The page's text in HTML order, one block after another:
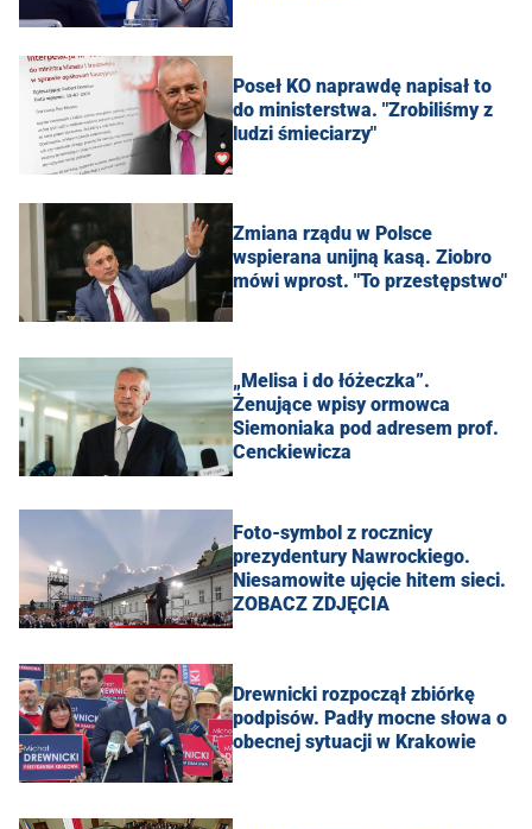
Poseł KO naprawdę napisał to
do ministerstwa. "Zrobiliśmy z
ludzi śmieciarzy"
Zmiana rządu w Polsce
wspierana unijną kasą. Ziobro
mówi wprost. "To przestępstwo"
„Melisa i do łóżeczka”.
Żenujące wpisy ormowca
Siemoniaka pod adresem prof.
Cenckiewicza
Foto-symbol z rocznicy
prezydentury Nawrockiego.
Niesamowite ujęcie hitem sieci.
ZOBACZ ZDJĘCIA
Drewnicki rozpoczął zbiórkę
podpisów. Padły mocne słowa o
obecnej sytuacji w Krakowie